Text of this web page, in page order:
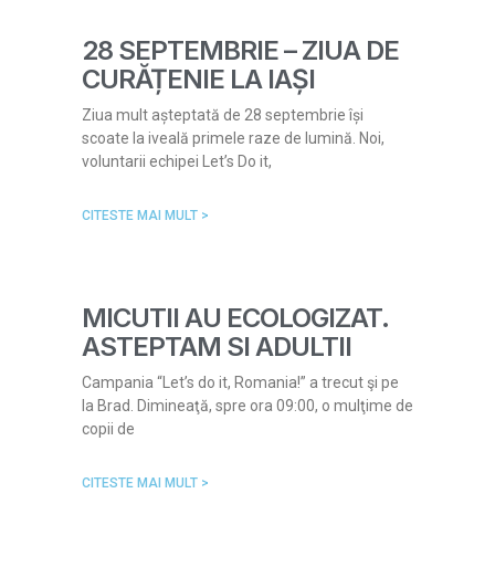
28 SEPTEMBRIE – ZIUA DE
CURĂȚENIE LA IAȘI
Ziua mult așteptată de 28 septembrie își
scoate la iveală primele raze de lumină. Noi,
voluntarii echipei Let’s Do it,
CITESTE MAI MULT >
MICUTII AU ECOLOGIZAT.
ASTEPTAM SI ADULTII
Campania “Let’s do it, Romania!” a trecut şi pe
la Brad. Dimineaţă, spre ora 09:00, o mulţime de
copii de
CITESTE MAI MULT >